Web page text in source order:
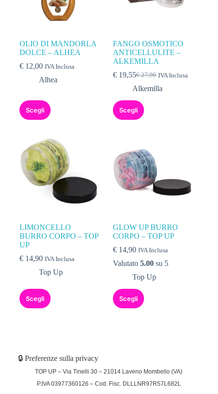
OLIO DI MANDORLA
DOLCE – ALHEA
€ 12,00 IVA Inclusa
Alhea
Scegli
FANGO OSMOTICO
ANTICELLULITE –
ALKEMILLA
€27,90
€ 19,55 IVA Inclusa
Alkemilla
Scegli
LIMONCELLO
BURRO CORPO – TOP
UP
€ 14,90 IVA Inclusa
Top Up
Scegli
GLOW UP BURRO
CORPO – TOP UP
€ 14,90 IVA Inclusa
Valutato5.00 su 5
Top Up
Scegli
🔒 Preferenze sulla privacy
TOP UP – Via Tinelli 30 – 21014 Laveno Mombello (VA)
P.IVA 03977360126 – Cod. Fisc. DLLLNR97R57L682L